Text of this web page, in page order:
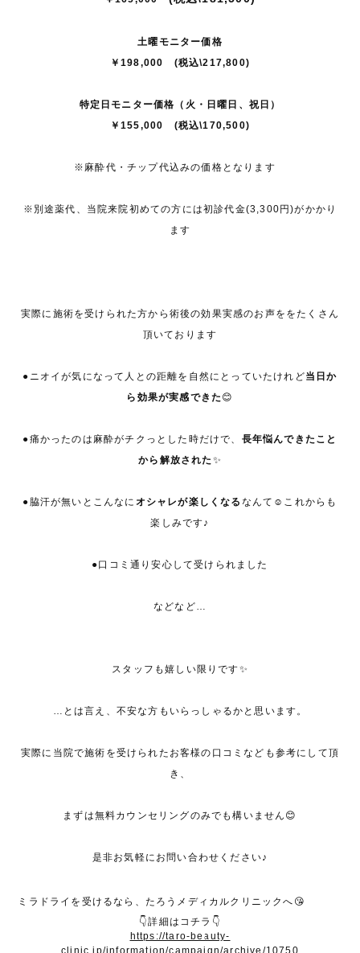
土曜モニター価格
￥198,000 (税込\217,800)
特定日モニ ター価格（火・日曜日、祝日）
￥155,000 (税込\170,500)
※麻酔代・チップ代込みの価格となります
※別途薬代、当院来院初めての方には初診代金(3,300円)がかかり
ます
実際に施術を受けられた方から術後の効果実感のお声ををたくさん
頂いております
●ニオイが気になって人との距離を自然にとっていたけれど当日か
ら効果が実感できた 😊
●痛かったのは麻酔がチクっとした時だけで、 長年悩んできたこと
から解放された ✨
●脇汗が無いとこんなに オシャレが楽しくなる なんて☺これからも
楽しみです♪
●口コミ通り安心して受けられました
などなど…
スタッフも嬉しい限りです✨
…とは言え、不安な方もいらっしゃるかと思います。
実際に当院で施術を受けられたお客様の口コミなども参考にして頂
き、
まずは無料カウンセリングのみでも構いません😊
是非お気軽にお問い合わせください♪
ミラドライを受けるなら、たろうメディカルクリニックへ😘
👇詳細はコチラ👇
https://taro-beauty-